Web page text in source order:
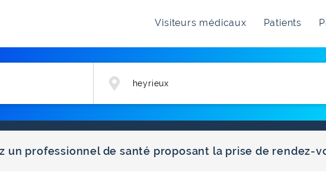
Visiteurs médicaux Patients
un professionnel de santé proposant la prise de rendez-